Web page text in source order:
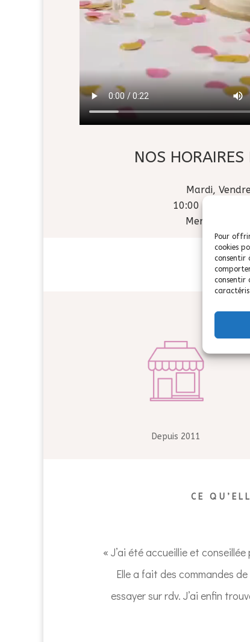
Pour
cookies
consentir
consentir
NOS HORAIRES
Mardi,
10:00 – 12:30 /
Mercredi :
Depuis 2011
CE
« J’ai été accueillie et
Elle a fait des commandes
essayer sur rdv. J’ai enfin